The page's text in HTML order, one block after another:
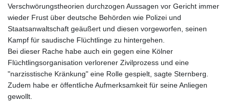
Verschwörungstheorien durchzogen Aussagen vor Gericht immer
wieder Frust über deutsche Behörden wie Polizei und
Staatsanwaltschaft geäußert und diesen vorgeworfen, seinen
Kampf für saudische Flüchtlinge zu hintergehen.
Bei dieser Rache habe auch ein gegen eine Kölner
Flüchtlingsorganisation verlorener Zivilprozess und eine
"narzisstische Kränkung" eine Rolle gespielt, sagte Sternberg.
Zudem habe er öffentliche Aufmerksamkeit für seine Anliegen
gewollt.